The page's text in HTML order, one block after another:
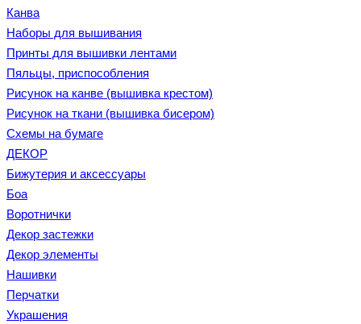
Канва
Наборы для вышивания
Принты для вышивки лентами
Пяльцы, приспособления
Рисунок на канве (вышивка крестом)
Рисунок на ткани (вышивка бисером)
Схемы на бумаге
ДЕКОР
Бижутерия и аксессуары
Боа
Воротнички
Декор застежки
Декор элементы
Нашивки
Перчатки
Украшения